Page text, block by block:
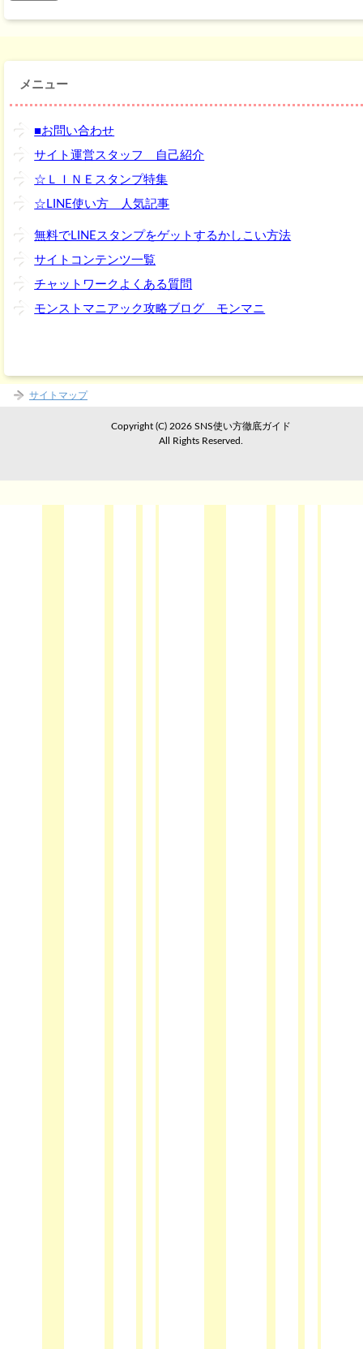
メニュー
■お問い合わせ
サイト運営スタッフ 自己紹介
☆ＬＩＮＥスタンプ特集
☆LINE使い方 人気記事
無料でLINEスタンプをゲットするかしこい方法
サイトコンテンツ一覧
チャットワークよくある質問
モンストマニアック攻略ブログ モンマニ
サイトマップ
Copyright (C) 2026 SNS使い方徹底ガイド
All Rights Reserved.